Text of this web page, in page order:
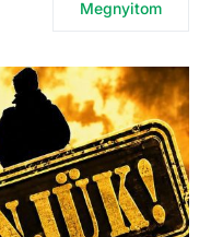
Megnyitom